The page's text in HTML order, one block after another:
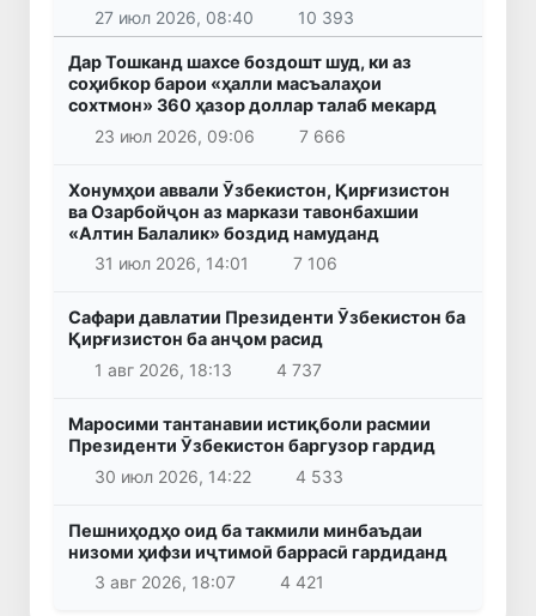
27 июл 2026, 08:40 10 393
Дар Тошканд шахсе боздошт шуд, ки аз
соҳибкор барои «ҳалли масъалаҳои
сохтмон» 360 ҳазор доллар талаб мекард
23 июл 2026, 09:06
7 666
Хонумҳои аввали Ӯзбекистон, Қирғизистон
ва Озарбойҷон аз маркази тавонбахшии
«Алтин Балалик» боздид намуданд
31 июл 2026, 14:01
7 106
Сафари давлатии Президенти Ӯзбекистон ба
Қирғизистон ба анҷом расид
1 авг 2026, 18:13
4 737
Маросими тантанавии истиқболи расмии
Президенти Ӯзбекистон баргузор гардид
30 июл 2026, 14:22
4 533
Пешниҳодҳо оид ба такмили минбаъдаи
низоми ҳифзи иҷтимоӣ баррасӣ гардиданд
3 авг 2026, 18:07
4 421